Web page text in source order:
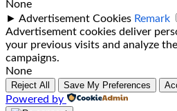
None
► Advertisement Cookies Remark
Advertisement cookies deliver
your previous visits and analyze
campaigns.
None
Reject All Save My Preferences
Powered by